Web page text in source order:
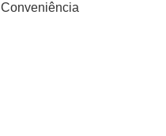
Conveniência